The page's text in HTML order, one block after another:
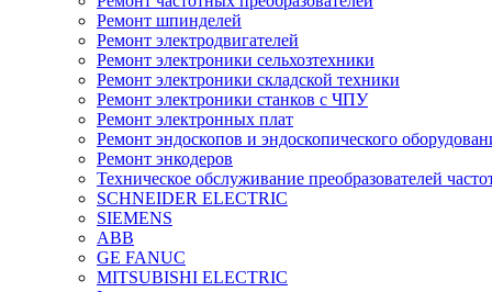
Ремонт шпинделей
Ремонт электродвигателей
Ремонт электроники сельхозтехники
Ремонт электроники складской техники
Ремонт электроники станков с ЧПУ
Ремонт электронных плат
Ремонт эндоскопов и эндоскопического
Ремонт энкодеров
Техническое обслуживание преобразователей
SCHNEIDER ELECTRIC
SIEMENS
ABB
GE FANUC
MITSUBISHI ELECTRIC